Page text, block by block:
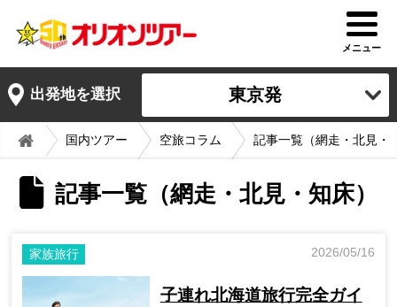
メニュー
出発地を選択 東京発
国内ツアー 空旅コラム 記事一覧（網走・北見・
記事一覧（網走・北見・知床）
家族旅行 2026/05/16
子連れ北海道旅行完全ガイ